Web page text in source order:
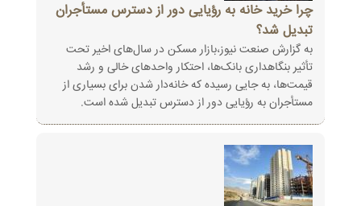
چرا خرید خانه به رؤیایی دور از دسترس مستأجران
تبدیل شد؟
به گزارش صنعت نیوز،بازار مسکن در سال‌های اخیر تحت
تأثیر بنگاهداری بانک‌ها، احتکار واحدهای خالی و رشد
قیمت‌ها، به جایی رسیده که خانه‌دار شدن برای بسیاری از
مستأجران به رؤیایی دور از دسترس تبدیل شده است.